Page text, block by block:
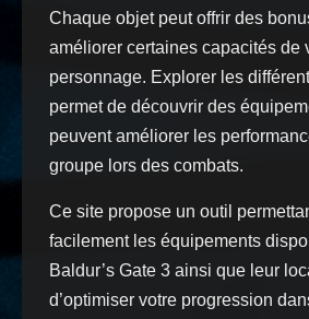
Chaque objet peut offrir des
améliorer certaines capacités de
personnage. Explorer les
permet de découvrir des
peuvent améliorer les
groupe lors des combats.
Ce site propose un outil
facilement les équipements
Baldur’s Gate 3 ainsi que leur
d’optimiser votre progression